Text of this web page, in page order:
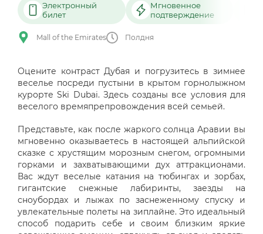
Электронный
билет
Мгновенное
подтверждение
Mall of the Emirates Полдня
Оцените контраст Дубая и погрузитесь в зимнее
веселье посреди пустыни в крытом горнолыжном
курорте Ski Dubai. Здесь созданы все условия для
веселого времяпрепровождения всей семьей.
Представьте, как после жаркого солнца Аравии вы
мгновенно оказываетесь в настоящей альпийской
сказке с хрустящим морозным снегом, огромными
горками и захватывающими дух аттракционами.
Вас ждут веселые катания на тюбингах и зорбах,
гигантские снежные лабиринты, заезды на
сноубордах и лыжах по заснеженному спуску и
увлекательные полеты на зиплайне. Это идеальный
способ подарить себе и своим близким яркие